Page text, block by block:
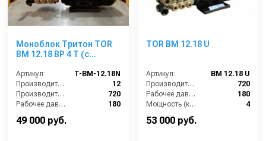
Моноблок Тритон TOR
ВМ 12.18 ВР 4 Т (с
аварийным
регулятором давления
SVL17 170 бар, без
электрики)
Артикул:
T-BM-12.18N
Производительность (л/мин):
12
Производительность (л/ч):
720
Рабочее давление (бар):
180
Мощность (кВт):
49 000 руб.
TOR BM 12.18 U
Артикул:
BM 12.18 U
Производительность (л/ч):
720
Рабочее давление (бар):
180
Мощность (кВт):
4
Электропитание (В):
53 000 руб.